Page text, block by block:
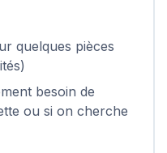
quelques pièces
besoin de
ou si on cherche